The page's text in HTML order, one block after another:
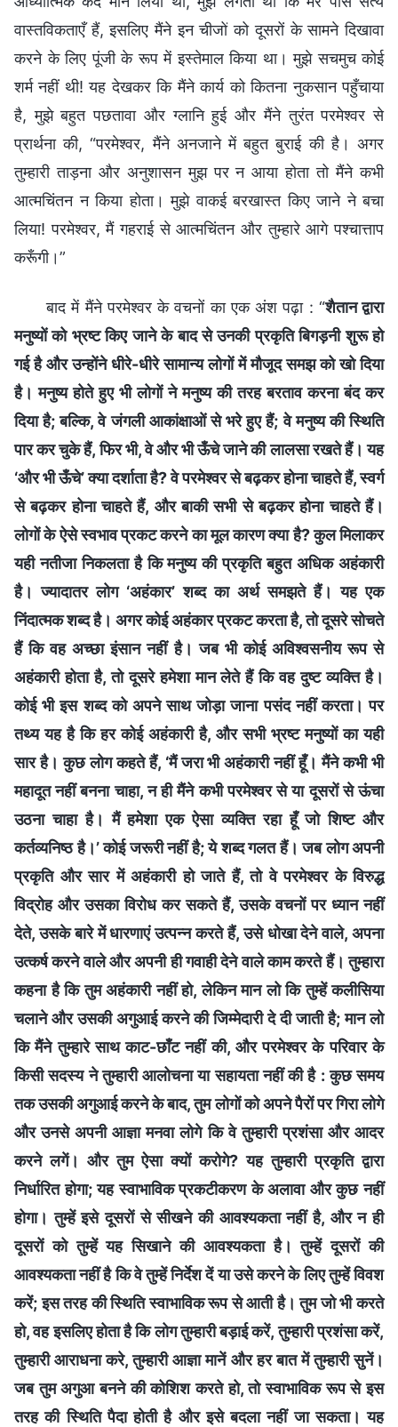
वास्तविकताएँ हैं, इसलिए मैंने इन चीजों को दूसरों के सामने दिखावा
करने के लिए पूंजी के रूप में इस्तेमाल किया था। मुझे सचमुच कोई
शर्म नहीं थी! यह देखकर कि मैंने कार्य को कितना नुकसान पहुँचाया
है, मुझे बहुत पछतावा और ग्लानि हुई और मैंने तुरंत परमेश्वर से
प्रार्थना की, “परमेश्वर, मैंने अनजाने में बहुत बुराई की है। अगर
तुम्हारी ताड़ना और अनुशासन मुझ पर न आया होता तो मैंने कभी
आत्मचिंतन न किया होता। मुझे वाकई बरखास्त किए जाने ने बचा
लिया! परमेश्वर, मैं गहराई से आत्मचिंतन और तुम्हारे आगे पश्चात्ताप
करूँगी।”
बाद में मैंने परमेश्वर के वचनों का एक अंश पढ़ा : “शैतान द्वारा
मनुष्यों को भ्रष्ट किए जाने के बाद से उनकी प्रकृति बिगड़नी शुरू हो
गई है और उन्होंने धीरे-धीरे सामान्य लोगों में मौजूद समझ को खो दिया
है। मनुष्य होते हुए भी लोगों ने मनुष्य की तरह बरताव करना बंद कर
दिया है; बल्कि, वे जंगली आकांक्षाओं से भरे हुए हैं; वे मनुष्य की स्थिति
पार कर चुके हैं, फिर भी, वे और भी ऊँचे जाने की लालसा रखते हैं। यह
‘और भी ऊँचे’ क्या दर्शाता है? वे परमेश्वर से बढ़कर होना चाहते हैं, स्वर्ग
से बढ़कर होना चाहते हैं, और बाकी सभी से बढ़कर होना चाहते हैं।
लोगों के ऐसे स्वभाव प्रकट करने का मूल कारण क्या है? कुल मिलाकर
यही नतीजा निकलता है कि मनुष्य की प्रकृति बहुत अधिक अहंकारी
है। ज्यादातर लोग ‘अहंकार’ शब्द का अर्थ समझते हैं। यह एक
निंदात्मक शब्द है। अगर कोई अहंकार प्रकट करता है, तो दूसरे सोचते
हैं कि वह अच्छा इंसान नहीं है। जब भी कोई अविश्‍वसनीय रूप से
अहंकारी होता है, तो दूसरे हमेशा मान लेते हैं कि वह दुष्ट व्यक्ति है।
कोई भी इस शब्द को अपने साथ जोड़ा जाना पसंद नहीं करता। पर
तथ्य यह है कि हर कोई अहंकारी है, और सभी भ्रष्ट मनुष्यों का यही
सार है। कुछ लोग कहते हैं, ‘मैं जरा भी अहंकारी नहीं हूँ। मैंने कभी भी
महादूत नहीं बनना चाहा, न ही मैंने कभी परमेश्वर से या दूसरों से ऊंचा
उठना चाहा है। मैं हमेशा एक ऐसा व्यक्ति रहा हूँ जो शिष्ट और
कर्तव्यनिष्ठ है।’ कोई जरूरी नहीं है; ये शब्द गलत हैं। जब लोग अपनी
प्रकृति और सार में अहंकारी हो जाते हैं, तो वे परमेश्वर के विरुद्ध
विद्रोह और उसका विरोध कर सकते हैं, उसके वचनों पर ध्यान नहीं
देते, उसके बारे में धारणाएं उत्पन्न करते हैं, उसे धोखा देने वाले, अपना
उत्कर्ष करने वाले और अपनी ही गवाही देने वाले काम करते हैं। तुम्हारा
कहना है कि तुम अहंकारी नहीं हो, लेकिन मान लो कि तुम्हें कलीसिया
चलाने और उसकी अगुआई करने की जिम्मेदारी दे दी जाती है; मान लो
कि मैंने तुम्हारे साथ काट-छाँट नहीं की, और परमेश्वर के परिवार के
किसी सदस्य ने तुम्हारी आलोचना या सहायता नहीं की है : कुछ समय
तक उसकी अगुआई करने के बाद, तुम लोगों को अपने पैरों पर गिरा लोगे
और उनसे अपनी आज्ञा मनवा लोगे कि वे तुम्हारी प्रशंसा और आदर
करने लगें। और तुम ऐसा क्यों करोगे? यह तुम्हारी प्रकृति द्वारा
निर्धारित होगा; यह स्वाभाविक प्रकटीकरण के अलावा और कुछ नहीं
होगा। तुम्हें इसे दूसरों से सीखने की आवश्यकता नहीं है, और न ही
दूसरों को तुम्हें यह सिखाने की आवश्यकता है। तुम्हें दूसरों की
आवश्यकता नहीं है कि वे तुम्हें निर्देश दें या उसे करने के लिए तुम्हें विवश
करें; इस तरह की स्थिति स्वाभाविक रूप से आती है। तुम जो भी करते
हो, वह इसलिए होता है कि लोग तुम्हारी बड़ाई करें, तुम्हारी प्रशंसा करें,
तुम्हारी आराधना करे, तुम्हारी आज्ञा मानें और हर बात में तुम्हारी सुनें।
जब तुम अगुआ बनने की कोशिश करते हो, तो स्वाभाविक रूप से इस
तरह की स्थिति पैदा होती है और इसे बदला नहीं जा सकता। यह